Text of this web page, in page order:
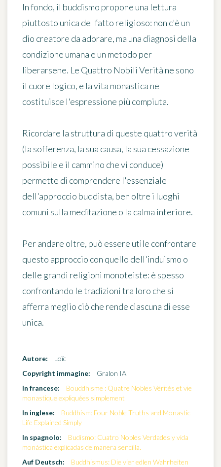
In fondo, il buddismo propone una lettura
piuttosto unica del fatto religioso: non c'è un
dio creatore da adorare, ma una diagnosi della
condizione umana e un metodo per
liberarsene. Le Quattro Nobili Verità ne sono
il cuore logico, e la vita monastica ne
costituisce l'espressione più compiuta.
Ricordare la struttura di queste quattro verità
(la sofferenza, la sua causa, la sua cessazione
possibile e il cammino che vi conduce)
permette di comprendere l'essenziale
dell'approccio buddista, ben oltre i luoghi
comuni sulla meditazione o la calma interiore.
Per andare oltre, può essere utile confrontare
questo approccio con quello dell'induismo o
delle grandi religioni monoteiste: è spesso
confrontando le tradizioni tra loro che si
afferra meglio ciò che rende ciascuna di esse
unica.
Autore:
Loïc
Copyright immagine:
Gralon IA
In francese:
Bouddhisme : Quatre Nobles Vérités et vie
monastique expliquées simplement
In inglese:
Buddhism: Four Noble Truths and Monastic
Life Explained Simply
In spagnolo:
Budismo: Cuatro Nobles Verdades y vida
monástica explicadas de manera sencilla.
Auf Deutsch:
Buddhismus: Die vier edlen Wahrheiten